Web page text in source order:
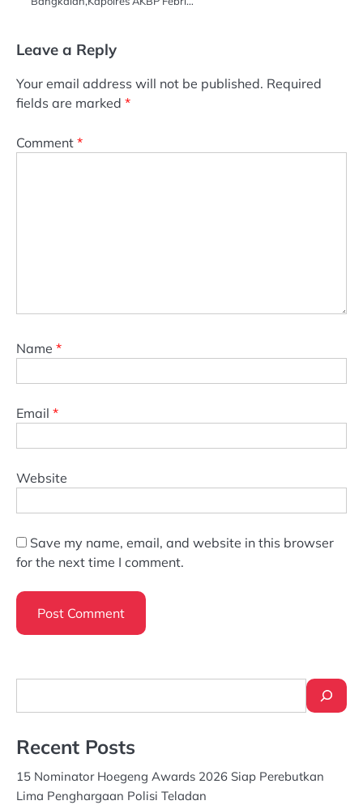
Leave a Reply
Your email address will not be published. Required
fields are marked *
Comment *
Name *
Email *
Website
Save my name, email, and website in this browser
for the next time I comment.
Recent Posts
15 Nominator Hoegeng Awards 2026 Siap Perebutkan
Lima Penghargaan Polisi Teladan